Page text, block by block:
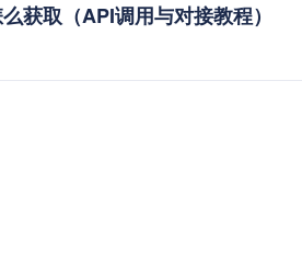
获取（API调用与对接教程）